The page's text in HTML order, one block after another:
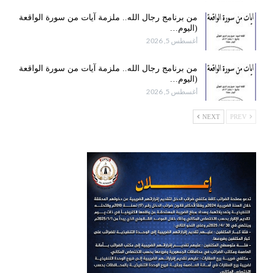
من برنامج رجال الله.. ملزمة آيات من سورة الواقعة
(اليوم…
أغسطس 5, 2026
من برنامج رجال الله.. ملزمة آيات من سورة الواقعة
(اليوم…
أغسطس 5, 2026
NEXT